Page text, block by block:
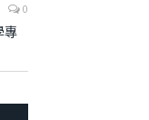
0
專